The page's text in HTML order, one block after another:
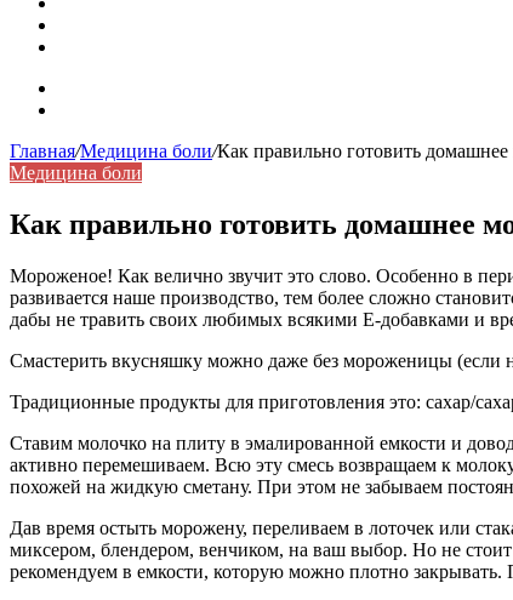
Главная/Медицина боли/Как правильно готовить
Медицина боли
Как правильно готовить домашнее
Мороженое! Как велично звучит это слово. Особенно в
развивается наше производство, тем более сложно
дабы не травить своих любимых всякими Е-добавками и
Смастерить вкусняшку можно даже без мороженицы (если
Традиционные продукты для приготовления это: сахар/
Ставим молочко на плиту в эмалированной емкости и
активно перемешиваем. Всю эту смесь возвращаем к
похожей на жидкую сметану. При этом не забываем
Дав время остыть морожену, переливаем в лоточек или
миксером, блендером, венчиком, на ваш выбор. Но не
рекомендуем в емкости, которую можно плотно закрывать.